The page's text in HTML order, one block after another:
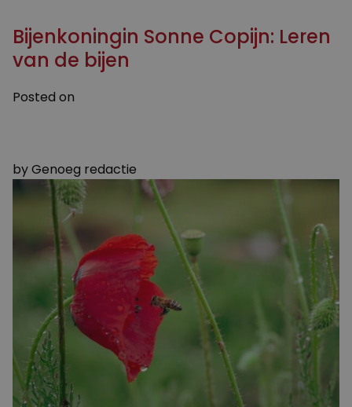
Bijenkoningin Sonne Copijn: Leren
van de bijen
Posted on
byGenoeg redactie